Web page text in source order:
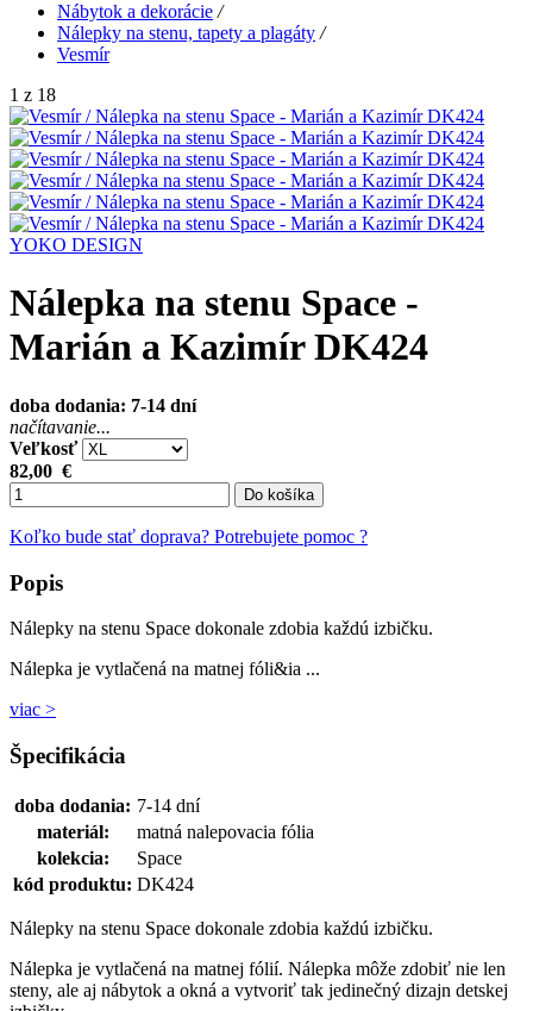
Nábytok a dekorácie /
Nálepky na stenu, tapety a plagáty /
Vesmír
1 z 18
YOKO DESIGN
Nálepka na stenu Space -
Marián a Kazimír DK424
doba dodania: 7-14 dní
načítavanie...
Veľkosť
82,00 €
Do košíka
Koľko bude stať doprava? Potrebujete pomoc ?
Popis
Nálepky na stenu Space dokonale zdobia každú izbičku.
Nálepka je vytlačená na matnej fóli&ia ...
viac >
Špecifikácia
doba dodania: 7-14 dní
materiál:
matná nalepovacia fólia
kolekcia:
Space
kód produktu: DK424
Nálepky na stenu Space dokonale zdobia každú izbičku.
Nálepka je vytlačená na matnej fólií. Nálepka môže zdobiť nie len
steny, ale aj nábytok a okná a vytvoriť tak jedinečný dizajn detskej